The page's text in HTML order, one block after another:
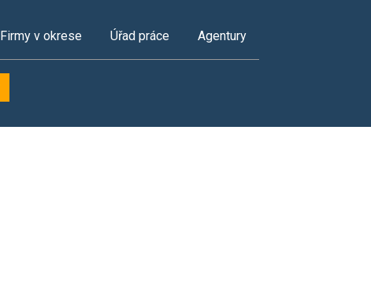
Firmy v okrese Úřad práce Agentury